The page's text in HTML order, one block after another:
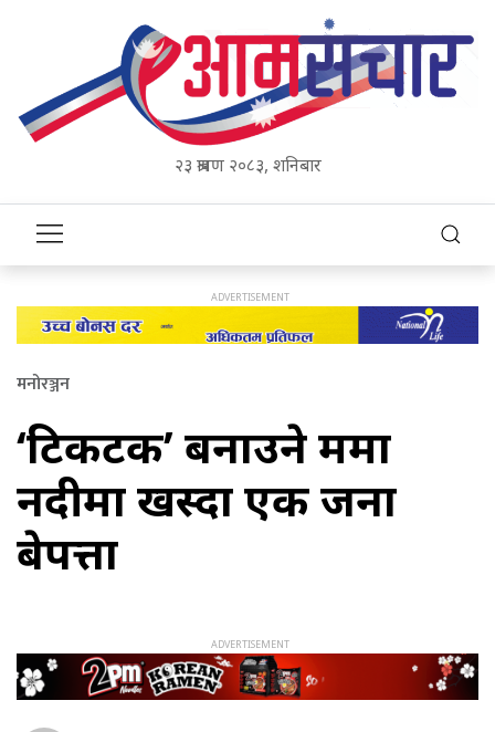
२३ श्रावण २०८३, शनिबार
मनोरञ्जन
‘टिकटक’ बनाउने क्रममा
नदीमा खस्दा एक जना
बेपत्ता